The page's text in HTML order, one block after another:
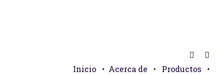
Inicio • Acerca de • Productos
•